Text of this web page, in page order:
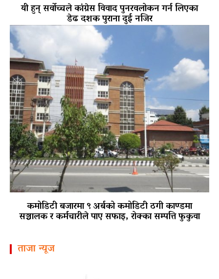
यी हुन् सर्वोच्चले कांग्रेस विवाद पुनरवलोकन गर्न लिएका
डेढ दशक पुराना दुई नजिर
कमोडिटी बजारमा ९ अर्बको कमोडिटी ठगी काण्डमा
सञ्चालक र कर्मचारीले पाए सफाइ, रोक्का सम्पत्ति फुकुवा
ताजा न्यूज